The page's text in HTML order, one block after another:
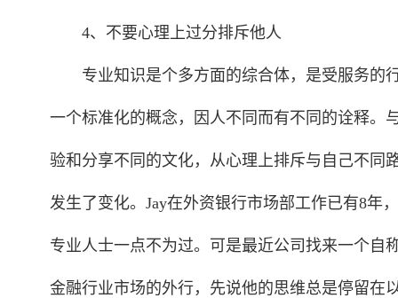
4、不要心理上过分排斥他人
专业知识是个多方面的综合体，是受服务的
一个标准化的概念，因人不同而有不同的诠释。
验和分享不同的文化，从心理上排斥与自己不同
发生了变化。Jay在外资银行市场部工作已有8年
专业人士一点不为过。可是最近公司找来一个自
金融行业市场的外行，先说他的思维总是停留在